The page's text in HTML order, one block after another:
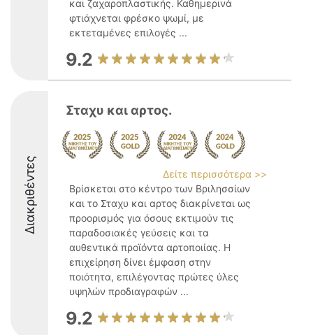
και ζαχαροπλαστικής. Καθημερινά
φτιάχνεται φρέσκο ψωμί, με
εκτεταμένες επιλογές ...
9.2
Διακριθέντες
Σταχυ και αρτος.
Δείτε περισσότερα >>
Βρίσκεται στο κέντρο των Βριλησσίων
και το Σταχυ και αρτος διακρίνεται ως
προορισμός για όσους εκτιμούν τις
παραδοσιακές γεύσεις και τα
αυθεντικά προϊόντα αρτοποιίας. Η
επιχείρηση δίνει έμφαση στην
ποιότητα, επιλέγοντας πρώτες ύλες
υψηλών προδιαγραφών ...
9.2